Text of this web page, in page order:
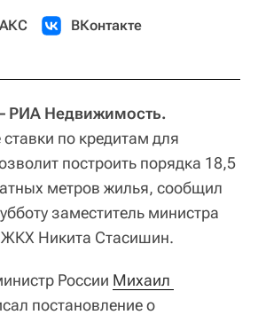
ВКонтакте
РИА Недвижимость.
по кредитам для
построить порядка 18,5
метров жилья, сообщил
заместитель министра
ЖКХ Никита Стасишин.
России Михаил
постановление о